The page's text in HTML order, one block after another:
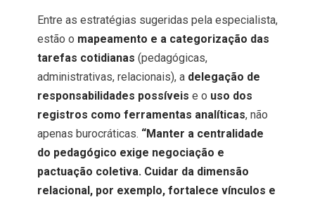
Entre as estratégias sugeridas pela especialista,
estão o mapeamento e a categorização das
tarefas cotidianas (pedagógicas,
administrativas, relacionais), a delegação de
responsabilidades possíveis e o uso dos
registros como ferramentas analíticas, não
apenas burocráticas. “Manter a centralidade
do pedagógico exige negociação e
pactuação coletiva. Cuidar da dimensão
relacional, por exemplo, fortalece vínculos e